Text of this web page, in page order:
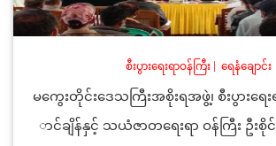
စီးပွားရေးရာဝန်ကြီး| ရေနံချောင်း
မကွေးတိုင်းဒေသကြီးအစိုးရအဖွဲ့၊ စီးပွားရေး
ာင်ချိန်နှင့် သယံဇာတရေးရာ ဝန်ကြီး ဦးစိုင်